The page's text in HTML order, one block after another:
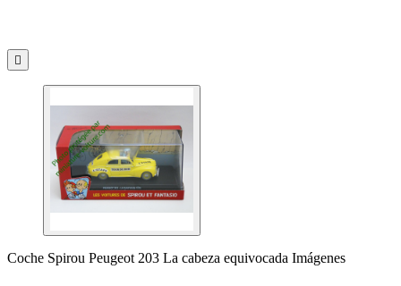

Coche Spirou Peugeot 203 La cabeza equivocada Imágenes